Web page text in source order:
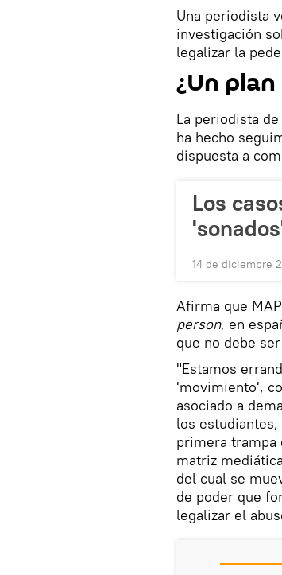
Una periodista
investigación
legalizar la
¿Un
La periodista
ha hecho
dispuesta a
Los
14 de diciembre
Afirma que
person, en
que no debe
"Estamos
'movimiento',
asociado a
los
primera trampa
matriz
del cual se
de poder que
legalizar el